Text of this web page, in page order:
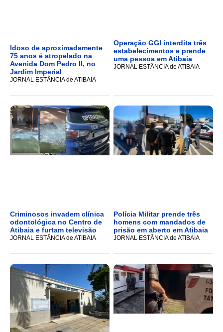
Idoso de aproximadamente
75 anos é atropelado na
Avenida Dom Pedro II, no
Jardim Imperial
JORNAL ESTÂNCIA de ATIBAIA
Operação GGI interdita três
estabelecimentos e prende
uma pessoa em Atibaia
JORNAL ESTÂNCIA de ATIBAIA
Criminosos invadem clínica
odontológica no Centro de
Atibaia e furtam televisão
JORNAL ESTÂNCIA de ATIBAIA
Polícia Militar prende três
homens com mandados de
prisão em aberto em Atibaia
JORNAL ESTÂNCIA de ATIBAIA